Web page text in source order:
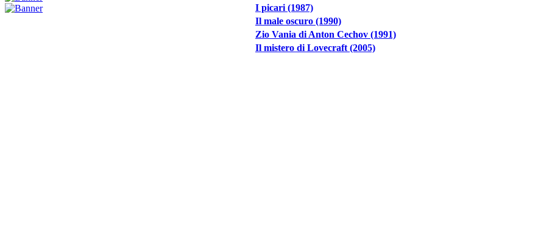
I picari (1987)
Il male oscuro (1990)
Zio Vania di Anton Cechov (1991)
Il mistero di Lovecraft (2005)